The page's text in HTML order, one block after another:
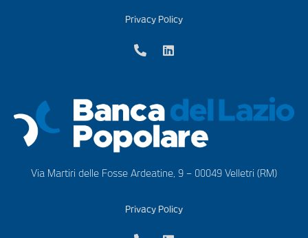
Privacy Policy
Via Martiri delle Fosse Ardeatine, 9 – 00049 Velletri (RM)
Privacy Policy